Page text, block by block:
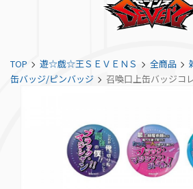
TOP 遊☆戯☆王ＳＥＶＥＮＳ 全商品
缶バッジ/ピンバッジ
召喚口上缶バッジコ